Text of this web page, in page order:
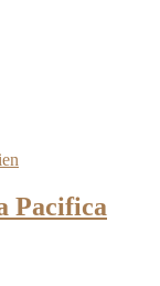
Pacifica